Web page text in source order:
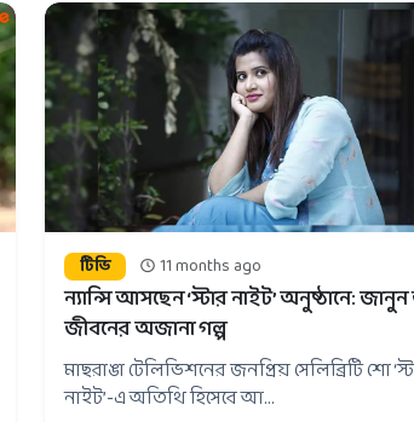
টিভি 11 months ago
ন্যান্সি আসছেন ‘স্টার নাইট’ অনুষ্ঠানে:
জীবনের অজানা গল্প
মাছরাঙা টেলিভিশনের জনপ্রিয় সেলিব্রিটি শো
নাইট’-এ অতিথি হিসেবে আ...